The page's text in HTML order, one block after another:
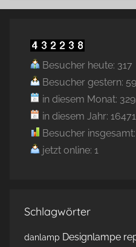
Besucher heute: 317
Besucher gestern:
in diesem Monat:
in diesem Jahr:
Besucher
jetzt online: 1
Schlagwörter
danlamp Designlampe